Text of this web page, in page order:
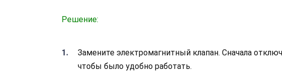
Решение:
Замените электромагнитный клапан. Сначала
чтобы было удобно работать.